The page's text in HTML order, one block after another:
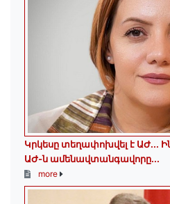
Կրկեսը տեղափոխվել է ԱԺ...
ԱԺ-ն ամենավտանգավորը...
more